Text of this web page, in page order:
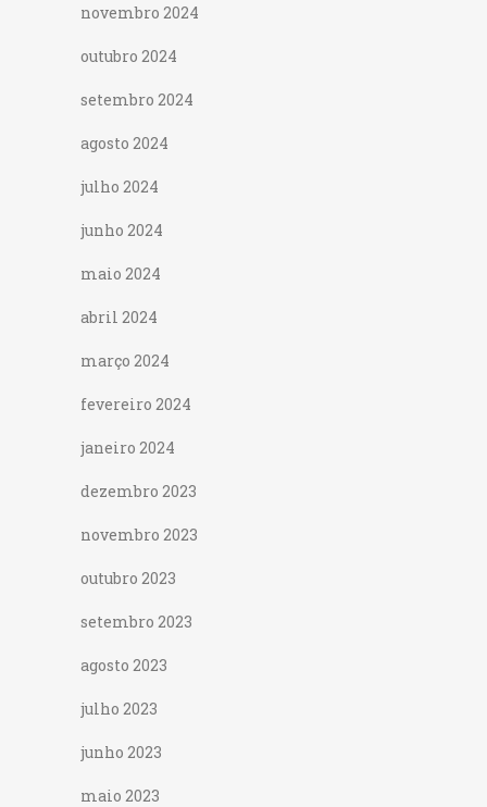
novembro 2024
outubro 2024
setembro 2024
agosto 2024
julho 2024
junho 2024
maio 2024
abril 2024
março 2024
fevereiro 2024
janeiro 2024
dezembro 2023
novembro 2023
outubro 2023
setembro 2023
agosto 2023
julho 2023
junho 2023
maio 2023